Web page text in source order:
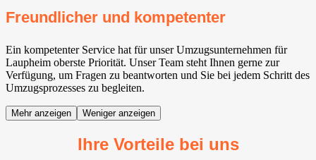
Freundlicher und kompetenter
Ein kompetenter Service hat für unser Umzugsunternehmen für
Laupheim oberste Priorität. Unser Team steht Ihnen gerne zur
Verfügung, um Fragen zu beantworten und Sie bei jedem Schritt des
Umzugsprozesses zu begleiten.
Mehr anzeigen Weniger anzeigen
Ihre Vorteile bei uns